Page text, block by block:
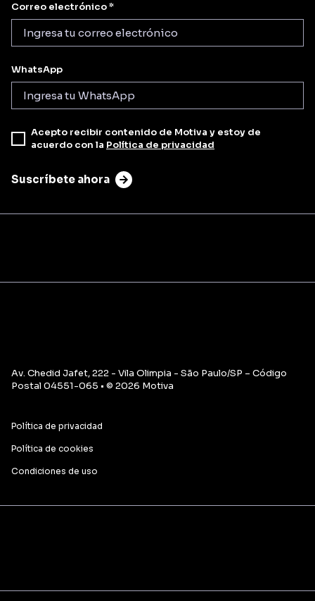
Correo electrónico *
WhatsApp
Acepto recibir contenido de Motiva y estoy de
acuerdo con la Política de privacidad
Suscríbete ahora
Av. Chedid Jafet, 222 - Vila Olimpia - São Paulo/SP – Código
Postal 04551-065 • © 2026 Motiva
Política de privacidad
Política de cookies
Condiciones de uso